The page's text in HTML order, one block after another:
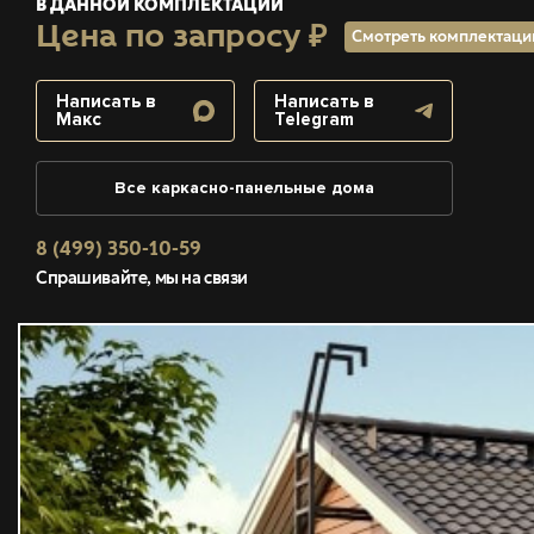
В ДАННОЙ КОМПЛЕКТАЦИИ
Цена по запросу ₽ Смотреть
Написать в
Макс
Написать в
Telegram
Все каркасно-панельные дома
8 (499) 350-10-59
Спрашивайте, мы на связи